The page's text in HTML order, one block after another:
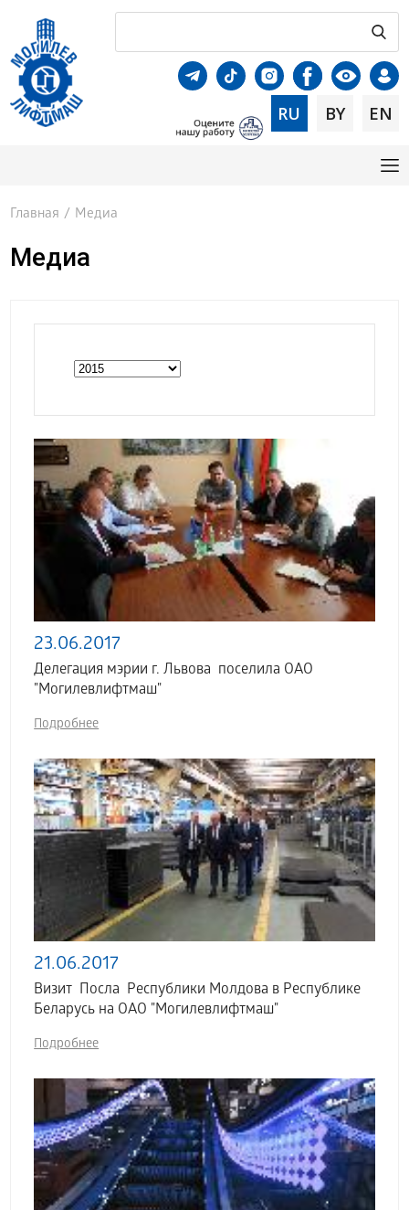
RU BY EN
Главная / Медиа
Медиа
23.06.2017
Делегация мэрии г. Львова поселила ОАО
"Могилевлифтмаш"
Подробнее
21.06.2017
Визит Посла Республики Молдова в Республике
Беларусь на ОАО "Могилевлифтмаш"
Подробнее